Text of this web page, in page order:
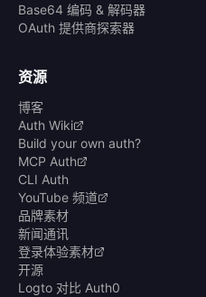
Base64 编码 & 解码器
OAuth 提供商探索器
资源
博客
Auth Wiki
Build your own auth?
MCP Auth
CLI Auth
YouTube 频道
品牌素材
新闻通讯
登录体验素材
开源
Logto 对比 Auth0